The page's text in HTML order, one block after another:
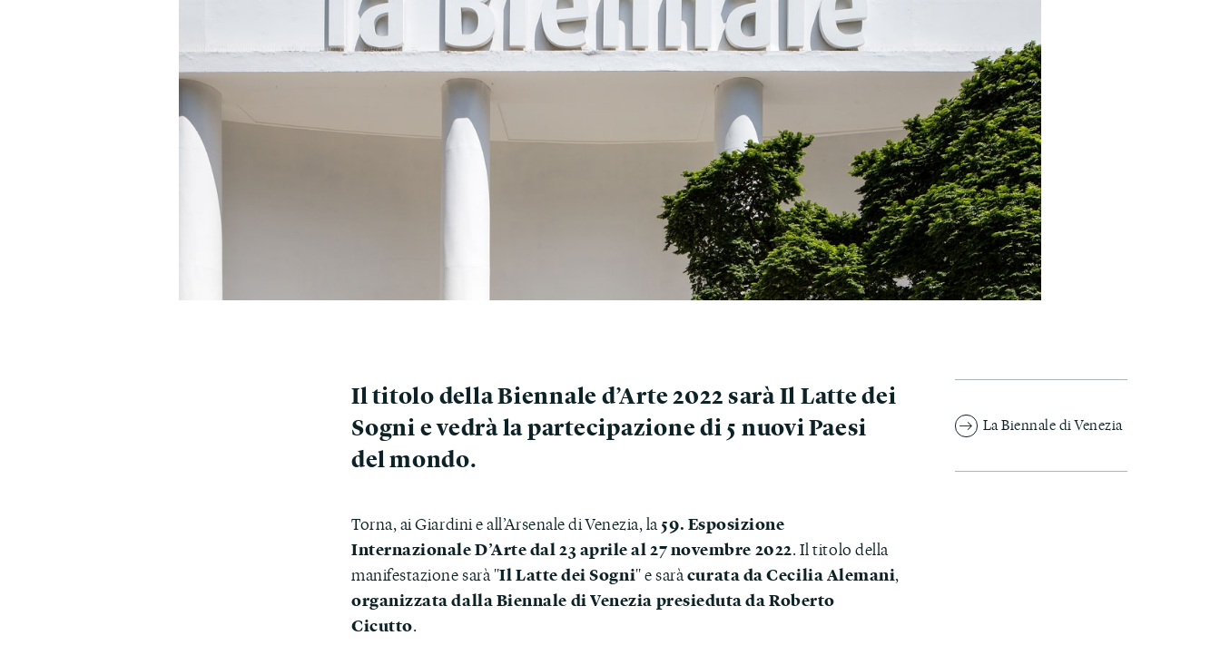
La Biennale di Venezia
Il titolo della Biennale d’Arte 2022 sarà Il Latte dei
Sogni e vedrà la partecipazione di 5 nuovi Paesi
del mondo.
Torna, ai Giardini e all’Arsenale di Venezia, la59. Esposizione
Internazionale D’Artedal 23 aprile al 27 novembre 2022. Il titolo della
manifestazione sarà "Il Latte dei Sogni" e saràcurata da Cecilia Alemani,
organizzata dalla Biennale di Venezia presieduta da Roberto
Cicutto.